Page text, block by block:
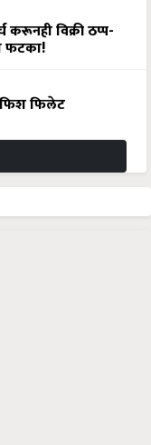
विक्री ठप्प-
फटका!
फिश फिलेट